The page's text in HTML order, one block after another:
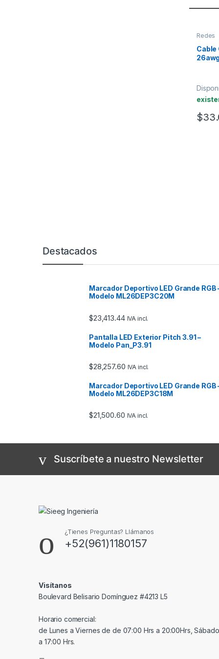
Redes
Cable
$
Marcas De Carrusel
Destacados
Marcador Deportivo LED Grande RGB
Modelo ML26DEP3C20M
$23,413.44 IVA incl.
Pantalla LED Exterior Pitch 3.91 –
Modelo Pan_P3.91
$28,257.60 IVA incl.
Marcador Deportivo LED Grande RGB
Modelo ML26DEP3C18M
$21,500.60 IVA incl.
Suscríbete a nuestro Newsletter
¿Tienes Preguntas? Llámanos
+52(961)1180157
Visítanos
Boulevard Belisario Domínguez #4213 L5
Horario comercial:
de Lunes a Viernes de de 07:00 Hrs a 20:00Hrs,
a 17:00 Hrs.